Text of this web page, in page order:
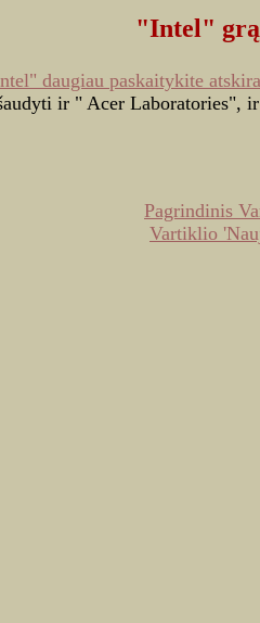
"Intel"
daugiau paskaitykite
ir " Acer Laboratories",
Pagrindinis
Vartiklio